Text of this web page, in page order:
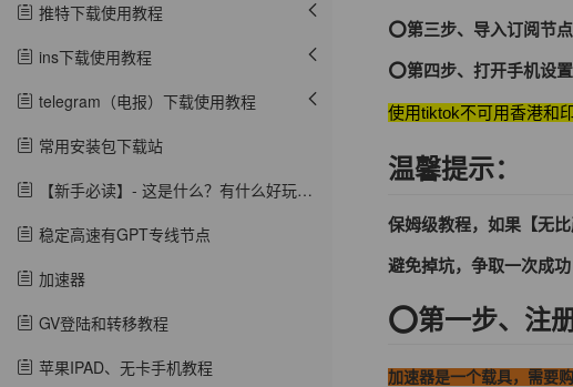
推特下载使用教程
ins下载使用教程
telegram（电报）下载使用教程
常用安装包下载站
【新手必读】- 这是什么？有什么好玩的？
稳定高速有GPT专线节点
加速器
GV登陆和转移教程
苹果IPAD、无卡手机教程
⭕️第三步、导入订阅节
⭕第四步、打开手机设
使用tiktok不可用香港和
温馨提示：
保姆级教程，如果【无
避免掉坑，争取一次成功
⭕️第一步、注
加速器是一个载具，需要